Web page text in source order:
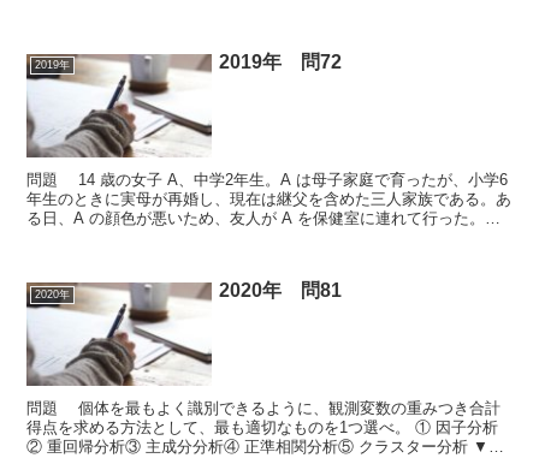
2019年 2019年 問72
問題 14 歳の女子 A、中学2年生。A は母子家庭で育ったが、小学6
年生のときに実母が再婚し、現在は継父を含めた三人家族である。あ
る日、A の顔色が悪いため、友人が A を保健室に連れて行った。養
2020年 2020年 問81
問題 個体を最もよく識別できるように、観測変数の重みつき合計
得点を求める方法として、最も適切なものを1つ選べ。 ① 因子分析
② 重回帰分析③ 主成分分析④ 正準相関分析⑤ クラスター分析 ▼正